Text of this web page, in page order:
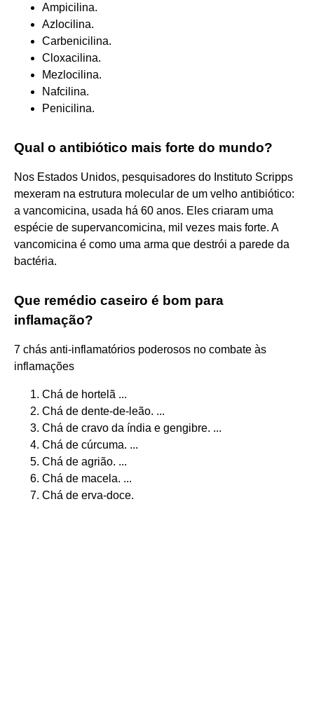
Ampicilina.
Azlocilina.
Carbenicilina.
Cloxacilina.
Mezlocilina.
Nafcilina.
Penicilina.
Qual o antibiótico mais forte do mundo?
Nos Estados Unidos, pesquisadores do Instituto Scripps
mexeram na estrutura molecular de um velho antibiótico:
a vancomicina, usada há 60 anos. Eles criaram uma
espécie de supervancomicina, mil vezes mais forte. A
vancomicina é como uma arma que destrói a parede da
bactéria.
Que remédio caseiro é bom para
inflamação?
7 chás anti-inflamatórios poderosos no combate às
inflamações
Chá de hortelã ...
Chá de dente-de-leão. ...
Chá de cravo da índia e gengibre. ...
Chá de cúrcuma. ...
Chá de agrião. ...
Chá de macela. ...
Chá de erva-doce.